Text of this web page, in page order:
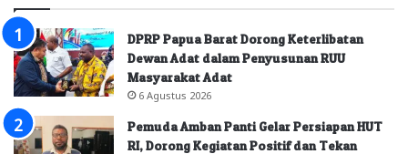
DPRP Papua Barat Dorong Keterlibatan
Dewan Adat dalam Penyusunan RUU
Masyarakat Adat
6 Agustus 2026
Pemuda Amban Panti Gelar Persiapan HUT
RI, Dorong Kegiatan Positif dan Tekan